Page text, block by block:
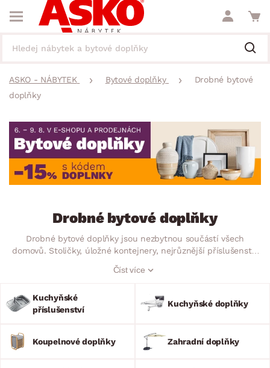
ASKO - NÁBYTEK Bytové doplňky
Drobné bytové
doplňky
Drobné bytové doplňky
Drobné bytové doplňky jsou nezbytnou součástí všech
domovů. Stoličky, úložné kontejnery, nejrůznější příslušenství
Koupelnové i kuchyňské doplňky v naší nabídce též najdete.
ohniště, polštářů na křesla i grilovacího náčiní se využije nejen
v letních dnech.
Číst více
Kuchyňské
příslušenství
Kuchyňské doplňky
Koupelnové doplňky Zahradní doplňky